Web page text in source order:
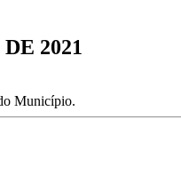
2021
Município.